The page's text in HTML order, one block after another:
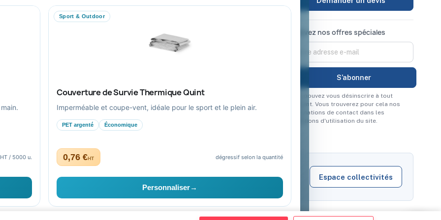
/ 5000 u.
Sport & Outdoor
Couverture de Survie Thermique Quint
Imperméable et coupe-vent, idéale pour le sport et le plein air.
PET argenté Économique
0,76 €HT dégressif selon la quantité
Personnaliser→
Ils nous ont fait confiance
Livraison
Recevez nos offres spéciales
Vous pouvez vous désinscrire à tout
moment. Vous trouverez pour cela nos
informations de contact dans les
conditions d'utilisation du site.
au secteur public. Espace collectivités